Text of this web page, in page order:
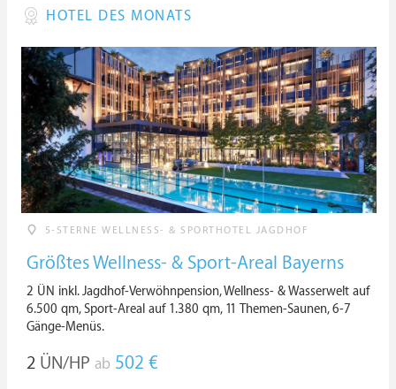
HOTEL DES MONATS
5-STERNE WELLNESS- & SPORTHOTEL JAGDHOF
Größtes Wellness- & Sport-Areal Bayerns
2 ÜN inkl. Jagdhof-Verwöhnpension, Wellness- & Wasserwelt auf
6.500 qm, Sport-Areal auf 1.380 qm, 11 Themen-Saunen, 6-7
Gänge-Menüs.
2 ÜN/HP ab 502 €